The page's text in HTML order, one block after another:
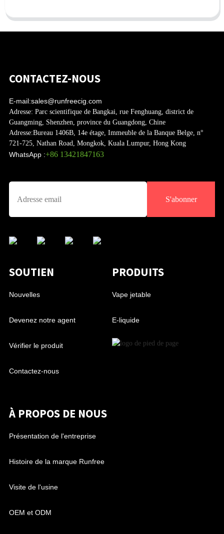
CONTACTEZ-NOUS
E-mail:sales@runfreecig.com
Adresse: Parc scientifique de Bangkai, rue Fenghuang, district de
Guangming, Shenzhen, province du Guangdong, Chine
Adresse:Bureau 1406B, 14e étage, Immeuble de la Banque Belge, n°
721-725, Nathan Road, Mongkok, Kuala Lumpur, Hong Kong
WhatsApp :+86 13421847163
S'abonner
SOUTIEN
Nouvelles
Devenez notre agent
Vérifier le produit
Contactez-nous
PRODUITS
Vape jetable
E-liquide
À PROPOS DE NOUS
Présentation de l'entreprise
Histoire de la marque Runfree
Visite de l'usine
OEM et ODM